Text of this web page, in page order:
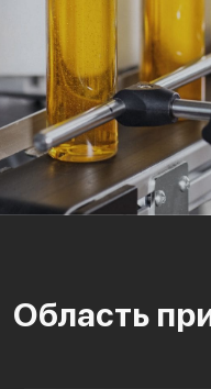
Область